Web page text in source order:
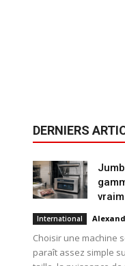
DERNIERS
International
Choisir une machine
paraît assez simple